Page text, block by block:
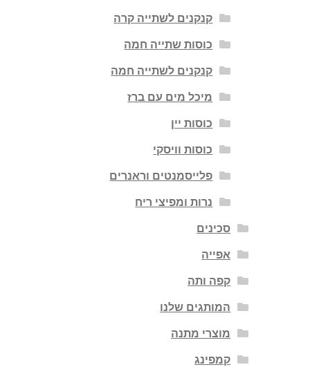
קנקנים לשתייה קרה
כוסות שתייה חמה
קנקנים לשתייה חמה
מיכל מים עם ברז
כוסות יין
כוסות וויסקי
פלייסמנטים וראנרים
נרות ומפיצי ריח
סכינים
אפייה
קפה ותה
המותגים שלנו
מוצרי מתנה
קמפינג